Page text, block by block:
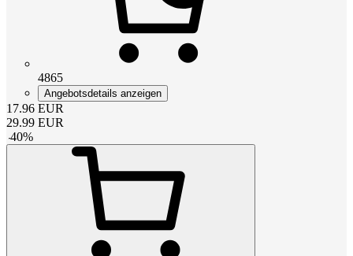
4865
Angebotsdetails anzeigen
17.96 EUR
29.99 EUR
-40%